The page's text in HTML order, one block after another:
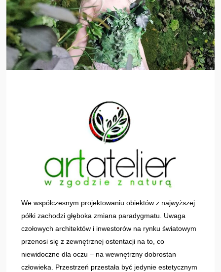
We współczesnym projektowaniu obiektów z najwyższej
półki zachodzi głęboka zmiana paradygmatu. Uwaga
czołowych architektów i inwestorów na rynku światowym
przenosi się z zewnętrznej ostentacji na to, co
niewidoczne dla oczu – na wewnętrzny dobrostan
człowieka. Przestrzeń przestała być jedynie estetycznym